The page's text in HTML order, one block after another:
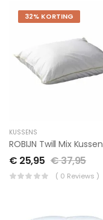
32% KORTING
KUSSENS
ROBIJN Twill Mix Kussen
€ 25,95 €37,95
( 0 Reviews )